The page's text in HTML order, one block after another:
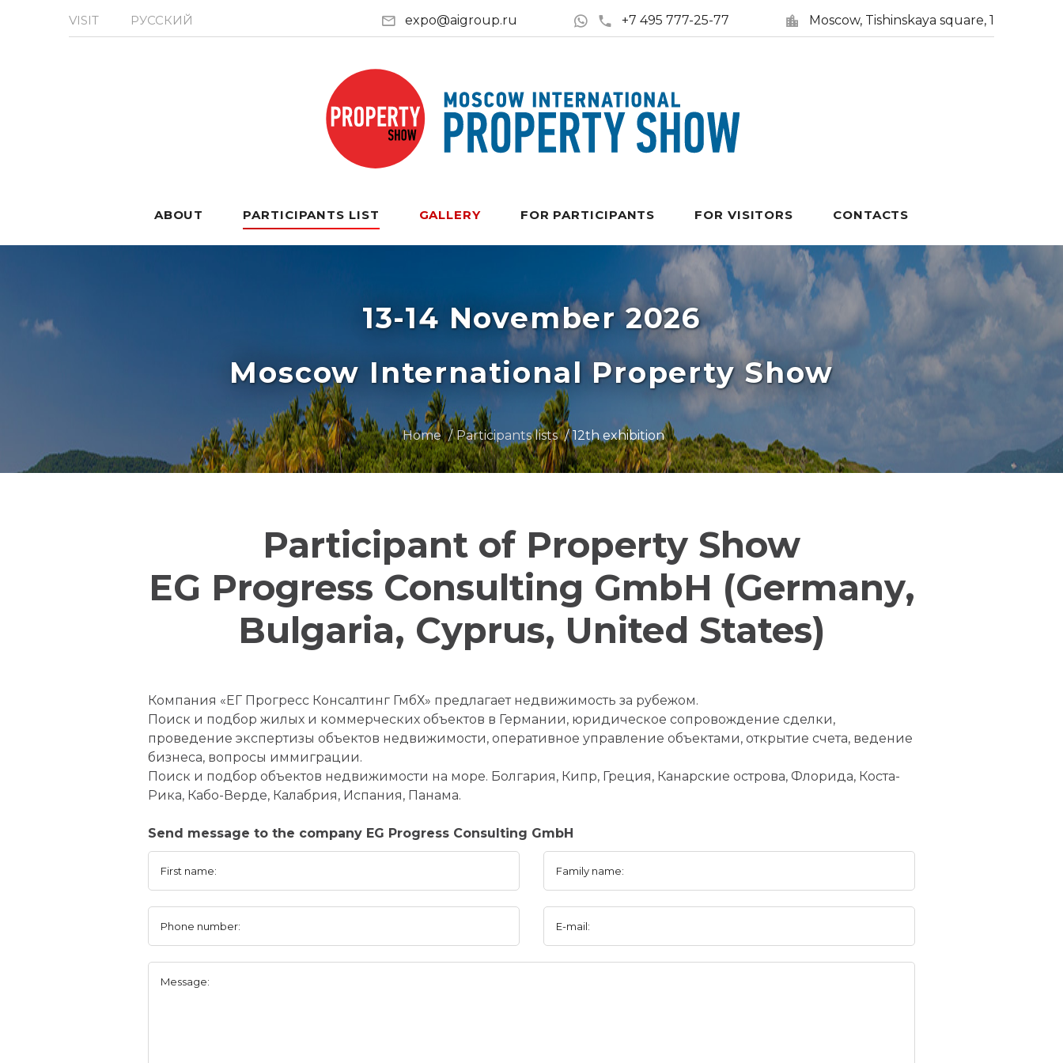
VISIT РУССКИЙ expo@aigroup.ru +7 495 777-25-77 Moscow, Tishinskaya square, 1
ABOUT PARTICIPANTS LIST GALLERY FOR PARTICIPANTS FOR VISITORS CONTACTS
13-14 November 2026
Moscow International Property Show
Home Participants lists 12th exhibition
Participant of Property Show
EG Progress Consulting GmbH (Germany,
Bulgaria, Cyprus, United States)
Компания «ЕГ Прогресс Консалтинг ГмбХ» предлагает недвижимость за рубежом.
Поиск и подбор жилых и коммерческих объектов в Германии, юридическое сопровождение сделки,
проведение экспертизы объектов недвижимости, оперативное управление объектами, открытие счета, ведение
бизнеса, вопросы иммиграции.
Поиск и подбор объектов недвижимости на море. Болгария, Кипр, Греция, Канарские острова, Флорида, Коста-
Рика, Кабо-Верде, Калабрия, Испания, Панама.
Send message to the company EG Progress Consulting GmbH
First name: Family name:
Phone number: E-mail:
Message: